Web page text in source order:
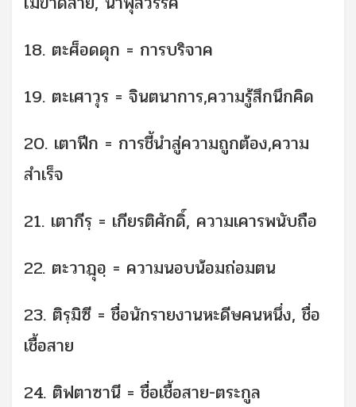
18. ตะศ็อดดุก = การบริจาค
19. ตะเศาวุร = จินตนาการ,ความรู้สึกนึกคิด
20. เตาฟีก = การชี้นำสู่ความถูกต้อง,ความ
สำเร็จ
21. เตากีรฺ = เกียรติศักดิ์, ความเคารพนับถือ
22. ตะวาฎุอฺ = ความนอบน้อมถ่อมตน
23. ติรฺมิซี = ชื่อนักรายงานหะดีษคนหนึ่ง, ชื่อ
เชื้อสาย
24. ติฟตาซานี = ชื่อเชื้อสาย-ตระกูล